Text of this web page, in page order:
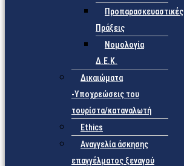
Προπαρασκευαστικές
Πράξεις
Νομολογία
Δ.Ε.Κ.
Δικαιώματα
-Υποχρεώσεις του
τουρίστα/καταναλωτή
Ethics
Αναγγελία άσκησης
επαγγέλματος ξεναγού